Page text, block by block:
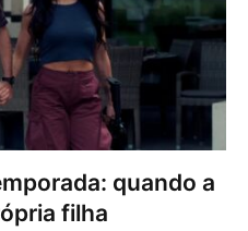
quando a
filha